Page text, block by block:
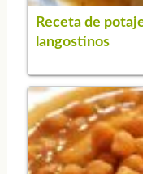
Receta de
langostinos